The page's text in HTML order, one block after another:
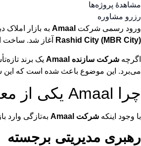
مشاهدهٔ پروژه‌ها
رزرو مشاوره
ورود رسمی شرکت Amaal به بازار املاک
Rashid City (MBR City)
آغاز شد. ساخت
اگرچه شرکت سازنده Amaal یک برند
می‌برد. این موضوع باعث شده است که این
چرا Amaal یکی از معتبرترین سازندگان املاک دبی است؟
با وجود اینکه شرکت Amaal به‌تازگی وارد
رهبری مدیریتی برجسته